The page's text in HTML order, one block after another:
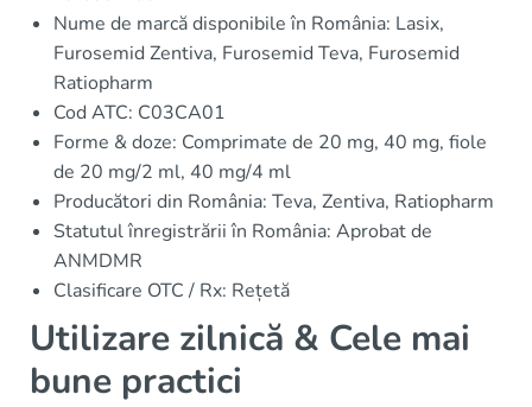
Nume de marcă disponibile în România: Lasix,
Furosemid Zentiva, Furosemid Teva, Furosemid
Ratiopharm
Cod ATC: C03CA01
Forme & doze: Comprimate de 20 mg, 40 mg, fiole
de 20 mg/2 ml, 40 mg/4 ml
Producători din România: Teva, Zentiva, Ratiopharm
Statutul înregistrării în România: Aprobat de
ANMDMR
Clasificare OTC / Rx: Rețetă
Utilizare zilnică & Cele mai
bune practici